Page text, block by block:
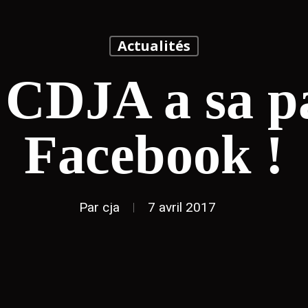
Actualités
a sa
Facebook !
Par cja 7 avril 2017